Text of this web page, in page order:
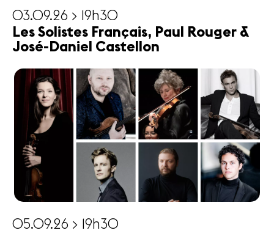
03.09.26 > 19h30
Les Solistes Français, Paul Rouger &
José-Daniel Castellon
05.09.26 > 19h30